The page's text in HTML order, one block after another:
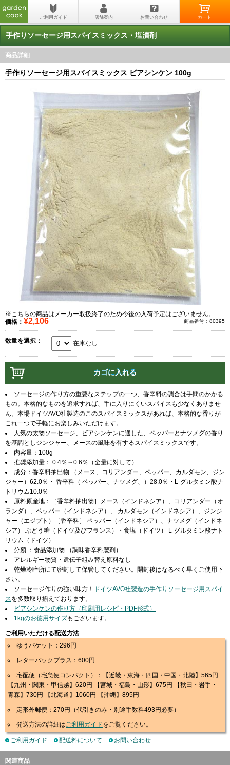
手作りソーセージ用スパイスミックス・塩漬剤
商品詳細
手作りソーセージ用スパイスミックス ビアシンケン 100g
※こちらの商品はメーカー取扱終了のため今後の入荷予定はございません。
価格： ¥2,106 商品番号：80395
数量を選択： 在庫なし
ソーセージの作り方の重要なステップの一つ、香辛料の調合は手間のかかる
もの。本格的なものを追求すれば、手に入りにくいスパイスも少なくありませ
ん。本場ドイツAVO社製造のこのスパイスミックスがあれば、本格的な香りが
これ一つで手軽にお楽しみいただけます。
人気の太物ソーセージ、ビアシンケンに適した、ペッパーとナツメグの香り
を基調としジンジャー、メースの風味を有するスパイスミックスです。
内容量：100g
推奨添加量： 0.4％～0.6％（全量に対して）
成分：香辛料抽出物 （メース、コリアンダー、ペッパー、カルダモン、ジン
ジャー）62.0％・ 香辛料（ ペッパー、ナツメグ、）28.0％・L-グルタミン酸ナ
トリウム10.0％
原料原産地：［香辛料抽出物］メース（インドネシア）、コリアンダー（オ
ランダ）、ペッパー（インドネシア）、 カルダモン（インドネシア）、ジンジ
ャー（エジプト）［香辛料］ ペッパー（インドネシア）、ナツメグ（インドネ
シア） ぶどう糖（ドイツ及びフランス）・食塩（ドイツ） L-グルタミン酸ナト
リウム（ドイツ）
分類 ：食品添加物 （調味香辛料製剤）
アレルギー物質・遺伝子組み替え原料なし
乾燥冷暗所にて密封して保管してください。開封後はなるべく早くご使用下
さい。
ソーセージ作りの強い味方！
ドイツAVO社製造の手作りソーセージ用スパイ
スを多数取り揃えております。
ビアシンケンの作り方（印刷用レシピ・PDF形式）
1kgのお徳用サイズもございます。
ご利用いただける配送方法
ゆうパケット：296円
レターパックプラス：600円
宅配便（宅急便コンパクト）：【近畿・東海・四国・中国・北陸】565円
【九州・関東・甲信越】620円 【宮城・福島・山形】675円 【秋田・岩手・
青森】730円 【北海道】1060円 【沖縄】895円
定形外郵便：270円（代引きのみ・別途手数料493円必要）
発送方法の詳細はご利用ガイドをご覧ください。
ご利用ガイド 配送料について お問い合わせ
関連商品